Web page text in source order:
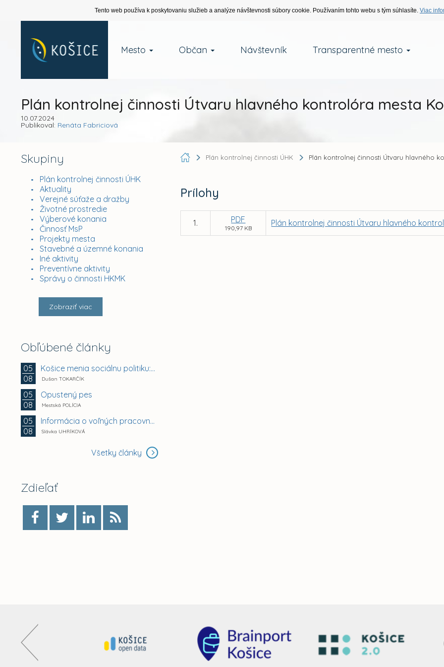
Tento web používa k poskytovaniu služieb a analýze návštevnosti súbory cookie. Používaním tohto webu s tým súhlasíte. Viac
Mesto Občan Návštevník Transparentné mesto
Plán kontrolnej činnosti Útvaru hlavného kontrolóra mesta
10.07.2024
Publikoval: Renáta Fabriciová
Skupiny
Plán kontrolnej činnosti ÚHK
Aktuality
Verejné súťaže a dražby
Životné prostredie
Výberové konania
Činnosť MsP
Projekty mesta
Stavebné a územné konania
Iné aktivity
Preventívne aktivity
Správy o činnosti HKMK
Zobraziť viac
Obľúbené články
05
08
Košice menia sociálnu politiku: chránia mestské byty...
Dušan TOKARČÍK
05
08
Opustený pes
Mestská POLÍCIA
05
08
Informácia o voľných pracovných miestach -...
Slávka UHRÍKOVÁ
Všetky články
Zdieľať
Plán kontrolnej činnosti ÚHK Plán kontrolnej činnosti Útvaru hlavného
Prílohy
1. PDF
190,97 KB
Plán kontrolnej činnosti Útvaru hlavného